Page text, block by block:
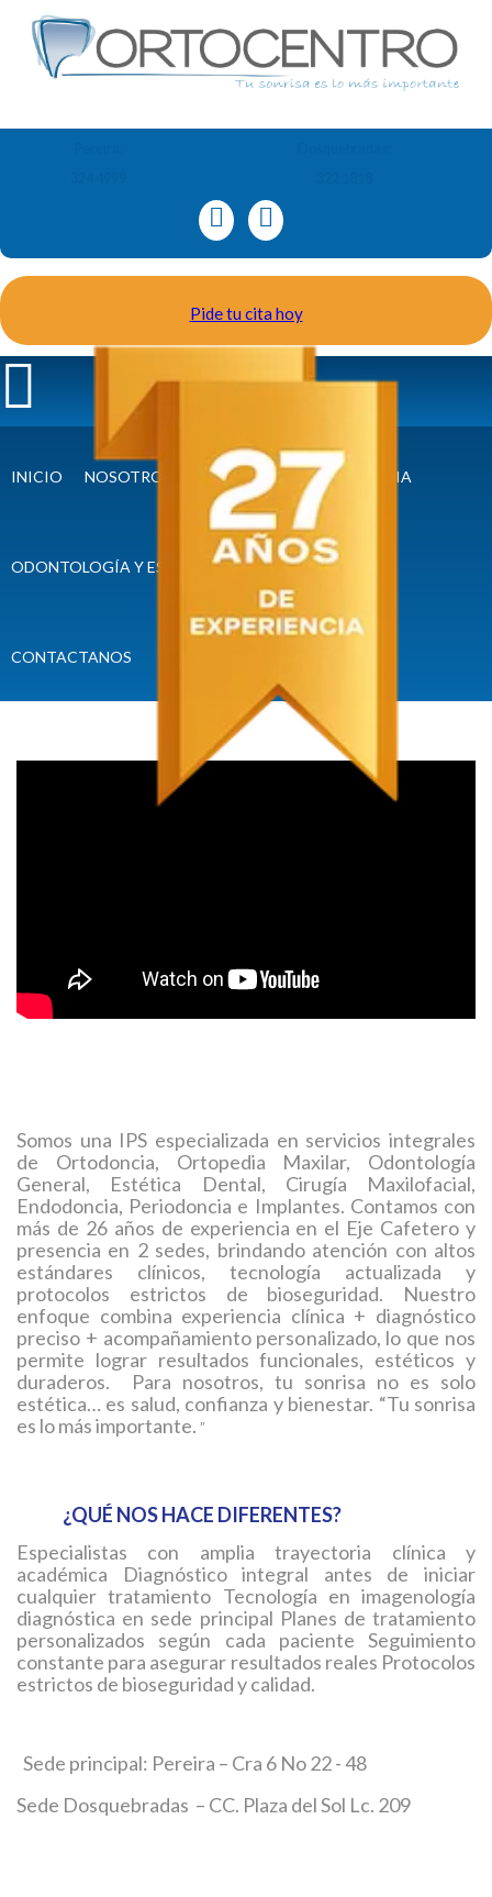
Pide tu cita hoy
INICIO NOSOTROS ORTODONCIA Y ORTOPEDIA
ODONTOLOGÍA Y ESPECIALIDADES CONVENIOS
CONTACTANOS
Somos una IPS especializada en servicios integrales
de Ortodoncia, Ortopedia Maxilar, Odontología
General, Estética Dental, Cirugía Maxilofacial,
Endodoncia, Periodoncia e Implantes. Contamos con
más de 26 años de experiencia en el Eje Cafetero y
presencia en 2 sedes, brindando atención con altos
estándares clínicos, tecnología actualizada y
protocolos estrictos de bioseguridad. Nuestro
enfoque combina experiencia clínica + diagnóstico
preciso + acompañamiento personalizado, lo que nos
permite lograr resultados funcionales, estéticos y
duraderos. Para nosotros, tu sonrisa no es solo
estética… es salud, confianza y bienestar. “Tu sonrisa
es lo más importante. ”
¿QUÉ NOS HACE DIFERENTES?
Especialistas con amplia trayectoria clínica y
académica Diagnóstico integral antes de iniciar
cualquier tratamiento Tecnología en imagenología
diagnóstica en sede principal Planes de tratamiento
personalizados según cada paciente Seguimiento
constante para asegurar resultados reales Protocolos
estrictos de bioseguridad y calidad.
Sede principal: Pereira – Cra 6 No 22 - 48
Sede Dosquebradas – CC. Plaza del Sol Lc. 209